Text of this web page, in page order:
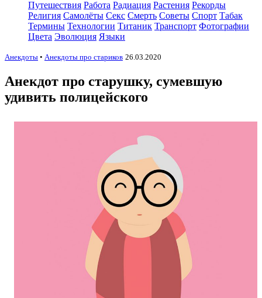
Путешествия Работа Радиация Растения Рекорды
Религия Самолёты Секс Смерть Советы Спорт Табак
Термины Технологии Титаник Транспорт Фотографии
Цвета Эволюция Языки
Анекдоты • Анекдоты про стариков 26.03.2020
Анекдот про старушку, сумевшую
удивить полицейского